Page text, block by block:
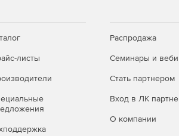
листы
Распродажа
Семинары и
Стать партнером
Вход в ЛК
О компании